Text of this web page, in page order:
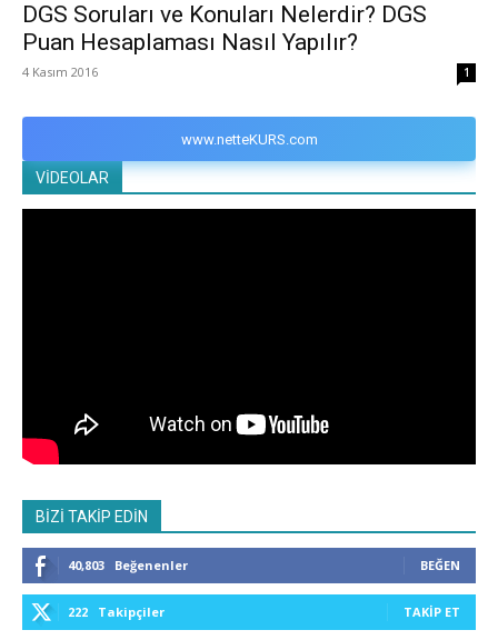
DGS Soruları ve Konuları Nelerdir? DGS
Puan Hesaplaması Nasıl Yapılır?
4 Kasım 2016 1
www.netteKURS.com
VİDEOLAR
BİZİ TAKİP EDİN
40,803 Beğenenler BEĞEN
222 Takipçiler TAKIP ET